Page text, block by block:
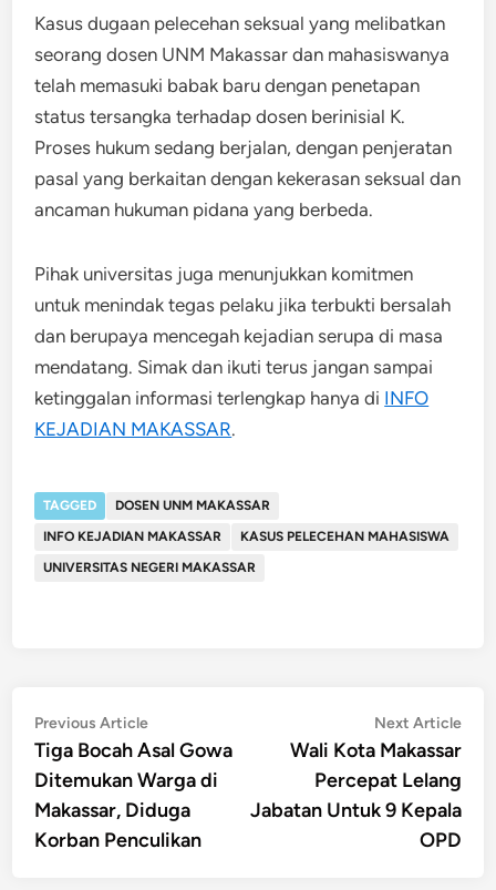
Kasus dugaan pelecehan seksual yang melibatkan
seorang dosen UNM Makassar dan mahasiswanya
telah memasuki babak baru dengan penetapan
status tersangka terhadap dosen berinisial K.
Proses hukum sedang berjalan, dengan penjeratan
pasal yang berkaitan dengan kekerasan seksual dan
ancaman hukuman pidana yang berbeda.
Pihak universitas juga menunjukkan komitmen
untuk menindak tegas pelaku jika terbukti bersalah
dan berupaya mencegah kejadian serupa di masa
mendatang. Simak dan ikuti terus jangan sampai
ketinggalan informasi terlengkap hanya di INFO
KEJADIAN MAKASSAR.
TAGGED
DOSEN UNM MAKASSAR
INFO KEJADIAN MAKASSAR
KASUS PELECEHAN MAHASISWA
UNIVERSITAS NEGERI MAKASSAR
Post
navigation
Previous ArticlePrevious
article:
Tiga Bocah Asal Gowa
Ditemukan Warga di
Makassar, Diduga
Korban Penculikan
Next Article
Wali Kota Makassar
Percepat Lelang
Jabatan Untuk 9 Kepala
OPD